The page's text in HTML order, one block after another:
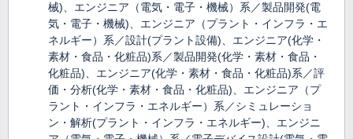
械)、エンジニア（電気・電子・機械）系／製品開発(電
気・電子・機械)、エンジニア（プラント・インフラ・エ
ネルギー）系／設計(プラント設備)、エンジニア(化学・
素材・食品・化粧品)系／製品開発(化学・素材・食品・
化粧品)、エンジニア(化学・素材・食品・化粧品)系／評
価・分析(化学・素材・食品・化粧品)、エンジニア（プ
ラント・インフラ・エネルギー）系／シミュレーショ
ン・解析(プラント・インフラ・エネルギー)、エンジニ